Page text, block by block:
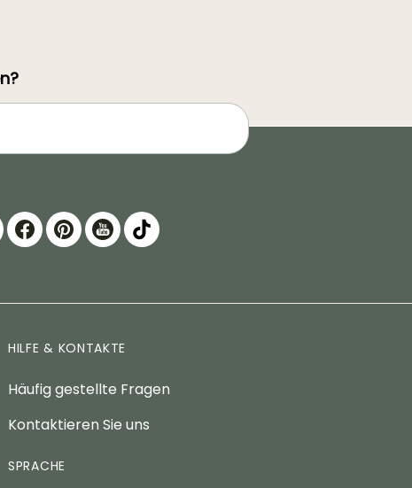
HILFE & KONTAKTE
Häufig gestellte Fragen
Kontaktieren Sie uns
SPRACHE